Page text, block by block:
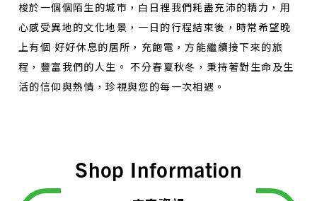
梭於一個個陌生的城市，白日裡我們耗盡充沛的精力，用
心感受異地的文化地景，一日的行程結束後，時常希望晚
上有個 好好休息的居所，充飽電，方能繼續接下來的旅
程，豐富我們的人生。 不分春夏秋冬，秉持著對生命及生
活的信仰與熱情，珍視與您的每一次相遇。
Shop Information